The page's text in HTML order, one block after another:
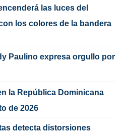
las luces del
los colores de la bandera
Paulino expresa orgullo por
la República Dominicana
de 2026
detecta distorsiones